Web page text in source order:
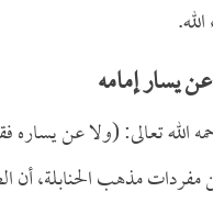
يسار إمامه
الله تعالى: (ولا عن يساره
مفردات مذهب الحنابلة،